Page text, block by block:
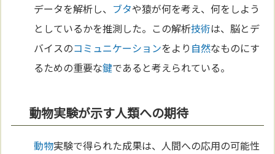
データを解析し、 ブタや猿が何を考え、何をしよう
としているかを推測した。この解析技術は、脳とデ
バイスのコミュニケーションをより 自然なものにす
るための重要な鍵であると考えられている。
動物実験が示す人類への期待
動物実験で得られた成果は、人間への応用の可能性